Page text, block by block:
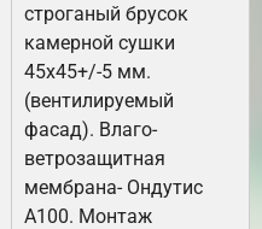
строганый брусок
камерной сушки
45х45+/-5 мм.
(вентилируемый
фасад). Влаго-
ветрозащитная
мембрана- Ондутис
А100. Монтаж